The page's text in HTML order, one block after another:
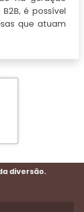
é possível
que atuam
diversão.